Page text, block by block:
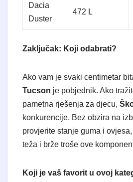
Dacia
Duster
472 L
Zaključak: Koji odabrati?
​Ako vam je svaki centimetar
Tucson je pobjednik. Ako
pametna rješenja za djecu,
konkurencije. Bez obzira na
provjerite stanje guma i
teža i brže troše ove
Koji je vaš favorit u ovoj